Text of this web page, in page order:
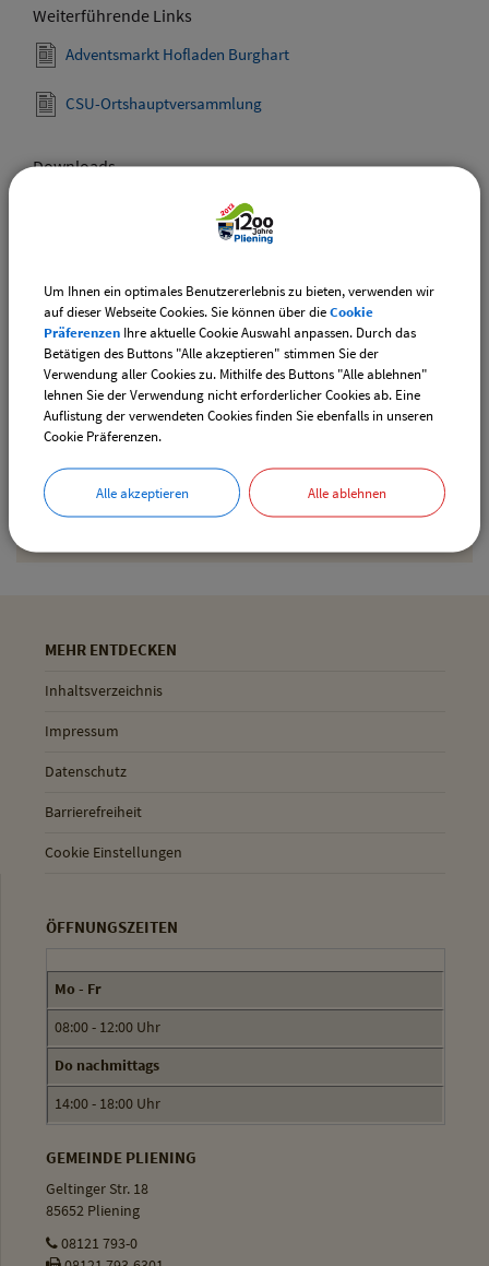
Gemeinde Pliening
Geltinger Str. 18
85652 Pliening
Weiterführende Links
Adventsmarkt Hofladen Burghart
CSU-Ortshauptversammlung
Downloads
Den gewählten Termin als VCS-Kalenderdatei
downloaden
Drucken
MEHR ENTDECKEN
Inhaltsverzeichnis
Impressum
Datenschutz
Barrierefreiheit
Cookie Einstellungen
ÖFFNUNGSZEITEN
Mo - Fr
08:00 - 12:00 Uhr
Do nachmittags
14:00 - 18:00 Uhr
GEMEINDE PLIENING
Geltinger Str. 18
85652 Pliening
08121 793-0
Um Ihnen ein optimales Benutzererlebnis zu bieten, verwenden wir
auf dieser Webseite Cookies. Sie können über dieCookie
Präferenzen Ihre aktuelle Cookie Auswahl anpassen. Durch das
Betätigen des Buttons "Alle akzeptieren" stimmen Sie der
Verwendung aller Cookies zu. Mithilfe des Buttons "Alle ablehnen"
lehnen Sie der Verwendung nicht erforderlicher Cookies ab. Eine
Auflistung der verwendeten Cookies finden Sie ebenfalls in unseren
Cookie Präferenzen.
Alle akzeptieren Alle ablehnen